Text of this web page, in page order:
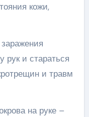
кожи,
рук и стараться
и травм
на руке –